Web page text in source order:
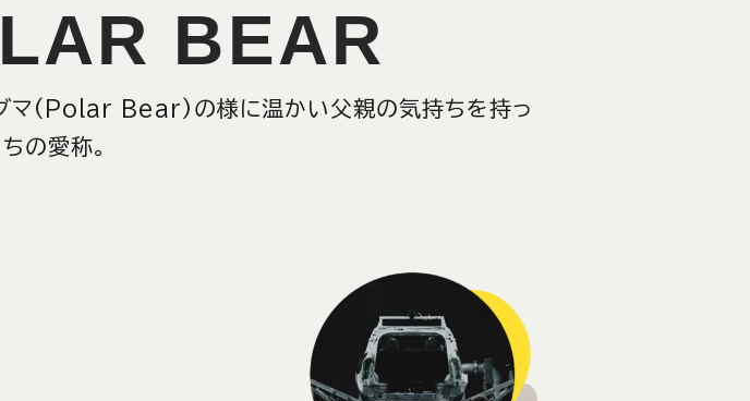
BEAR
グマ(Polar Bear)の様に温かい父親の気持ちを持っ
の愛称。